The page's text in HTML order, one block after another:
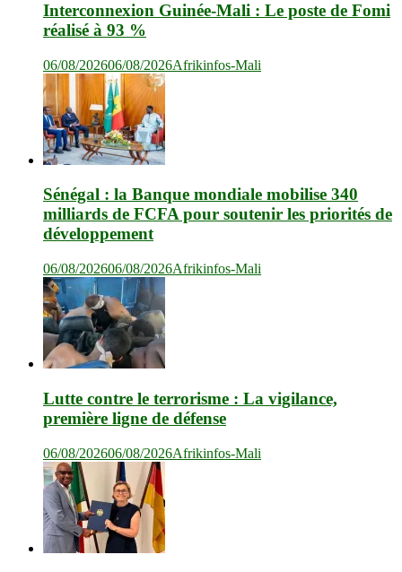
Interconnexion Guinée-Mali : Le poste de Fomi
réalisé à 93 %
06/08/202606/08/2026Afrikinfos-Mali
Sénégal : la Banque mondiale mobilise 340
milliards de FCFA pour soutenir les priorités de
développement
06/08/202606/08/2026Afrikinfos-Mali
Lutte contre le terrorisme : La vigilance,
première ligne de défense
06/08/202606/08/2026Afrikinfos-Mali